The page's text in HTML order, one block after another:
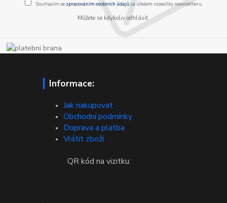
Souhlasím se zpracováním osobních údajůza účelem rozesílky newsletteru.
Můžete se kdykoliv odhlásit.
Informace:
Jak nakupovat
Obchodní podmínky
Doprava a platba
Vrátit zboží
QR kód na vizitku: